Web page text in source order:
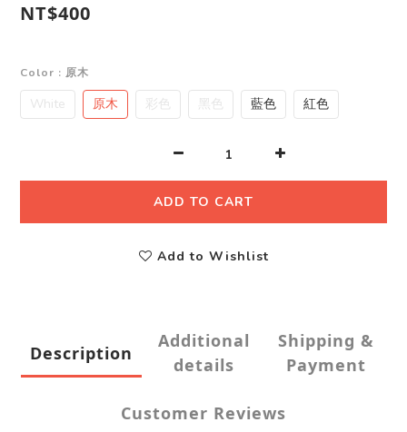
NT$400
Color : 原木
White 原木 彩色 黑色 藍色 紅色
ADD TO CART
Add to Wishlist
Description
Additional
details
Shipping &
Payment
Customer Reviews